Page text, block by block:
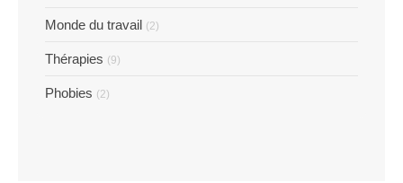
Monde du travail (2)
Thérapies (9)
Phobies (2)